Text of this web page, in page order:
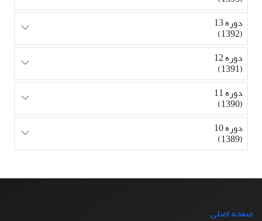
دوره 13
(1392)
دوره 12
(1391)
دوره 11
(1390)
دوره 10
(1389)
صفحه اصلی